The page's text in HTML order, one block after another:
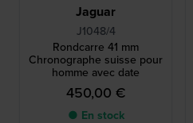
Jaguar
J1048/4
Rondcarre 41 mm
Chronographe suisse pour
homme avec date
450,00 €
● En stock